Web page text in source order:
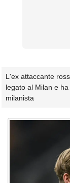
L'ex attaccante
legato al Milan e
milanista